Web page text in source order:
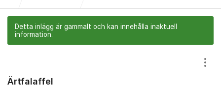
Detta inlägg är gammalt och kan innehålla inaktuell
information.
Ärtfalaffel